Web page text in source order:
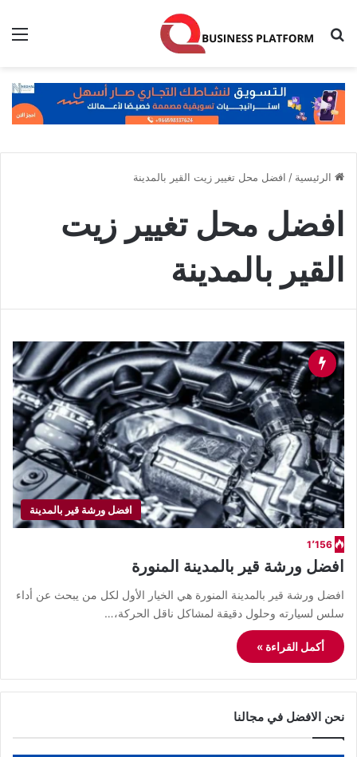
بحث عن
الرئيسية / افضل محل تغيير زيت القير بالمدينة
افضل محل تغيير زيت
القير بالمدينة
افضل ورشة قير بالمدينة
1٬156
افضل ورشة قير بالمدينة المنورة
افضل ورشة قير بالمدينة المنورة هي الخيار الأول لكل من يبحث عن أداء
سلس لسيارته وحلول دقيقة لمشاكل ناقل الحركة،…
أكمل القراءة »
نحن الافضل في مجالنا